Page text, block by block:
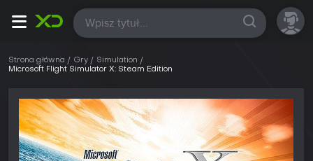
Wszystkie
Strona główna Gry
Simulation
Microsoft Flight Simulator X: Steam Edition